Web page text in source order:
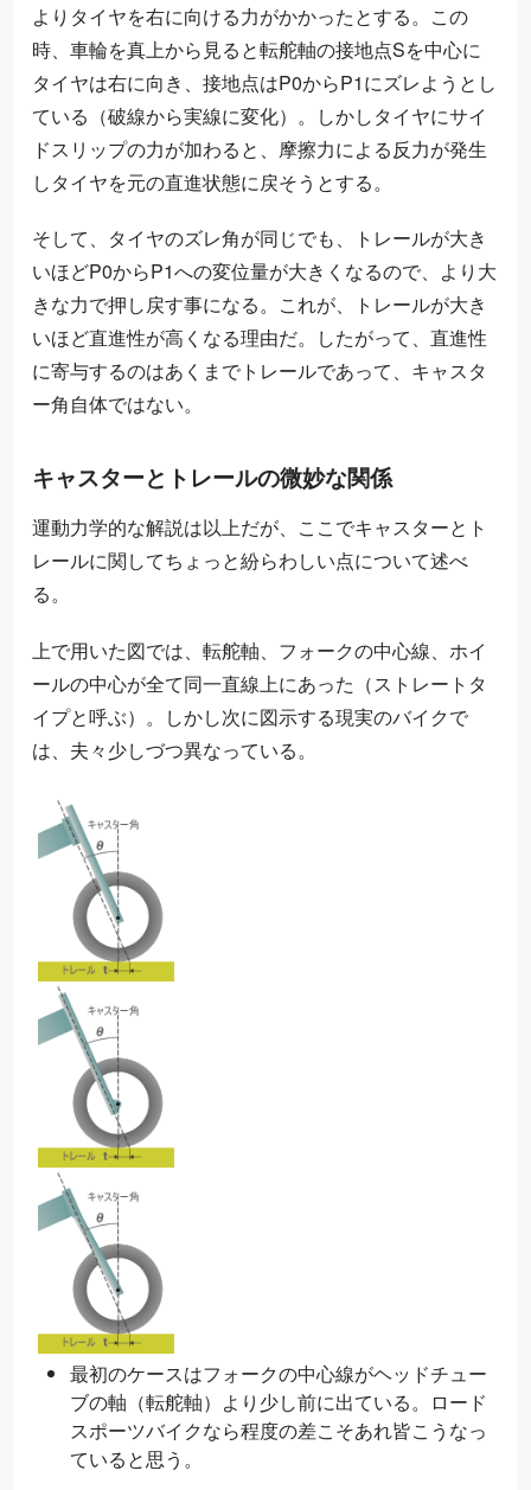
よりタイヤを右に向ける力がかかったとする。この
時、車輪を真上から見ると転舵軸の接地点Sを中心に
タイヤは右に向き、接地点はP0からP1にズレようとし
ている（破線から実線に変化）。しかしタイヤにサイ
ドスリップの力が加わると、摩擦力による反力が発生
しタイヤを元の直進状態に戻そうとする。
そして、タイヤのズレ角が同じでも、トレールが大き
いほどP0からP1への変位量が大きくなるので、より大
きな力で押し戻す事になる。これが、トレールが大き
いほど直進性が高くなる理由だ。したがって、直進性
に寄与するのはあくまでトレールであって、キャスタ
ー角自体ではない。
キャスターとトレールの微妙な関係
運動力学的な解説は以上だが、ここでキャスターとト
レールに関してちょっと紛らわしい点について述べ
る。
上で用いた図では、転舵軸、フォークの中心線、ホイ
ールの中心が全て同一直線上にあった（ストレートタ
イプと呼ぶ）。しかし次に図示する現実のバイクで
は、夫々少しづつ異なっている。
最初のケースはフォークの中心線がヘッドチュー
ブの軸（転舵軸）より少し前に出ている。ロード
スポーツバイクなら程度の差こそあれ皆こうなっ
ていると思う。